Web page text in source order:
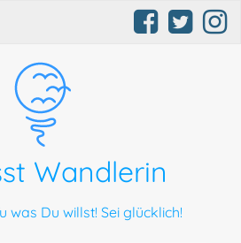
Wandlerin
was Du willst! Sei glücklich!